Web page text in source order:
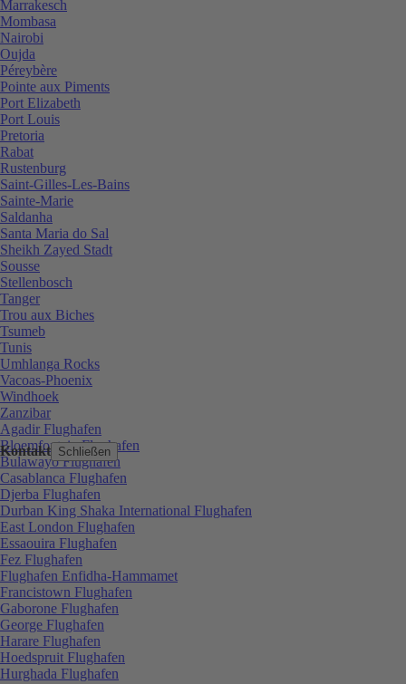
Kontakt Schließen
Marrakesch
Mombasa
Nairobi
Oujda
Péreybère
Pointe aux Piments
Port Elizabeth
Port Louis
Pretoria
Rabat
Rustenburg
Saint-Gilles-Les-Bains
Sainte-Marie
Saldanha
Santa Maria do Sal
Sheikh Zayed Stadt
Sousse
Stellenbosch
Tanger
Trou aux Biches
Tsumeb
Tunis
Umhlanga Rocks
Vacoas-Phoenix
Windhoek
Zanzibar
Agadir Flughafen
Bloemfontein Flughafen
Bulawayo Flughafen
Casablanca Flughafen
Djerba Flughafen
Durban King Shaka International Flughafen
East London Flughafen
Essaouira Flughafen
Fez Flughafen
Flughafen Enfidha-Hammamet
Francistown Flughafen
Gaborone Flughafen
George Flughafen
Harare Flughafen
Hoedspruit Flughafen
Hurghada Flughafen